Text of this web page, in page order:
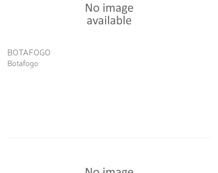
BOTAFOGO
Botafogo